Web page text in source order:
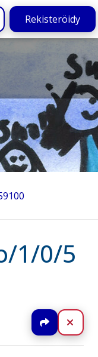
Rekisteröidy
1/0/5
Jaa